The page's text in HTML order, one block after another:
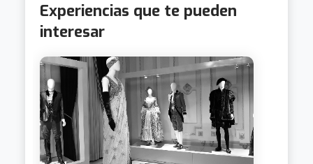
Experiencias que te pueden
interesar